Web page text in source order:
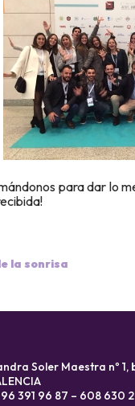
para dar lo
la sonrisa
Soler Maestra nº 1,
391 96 87 – 608 630